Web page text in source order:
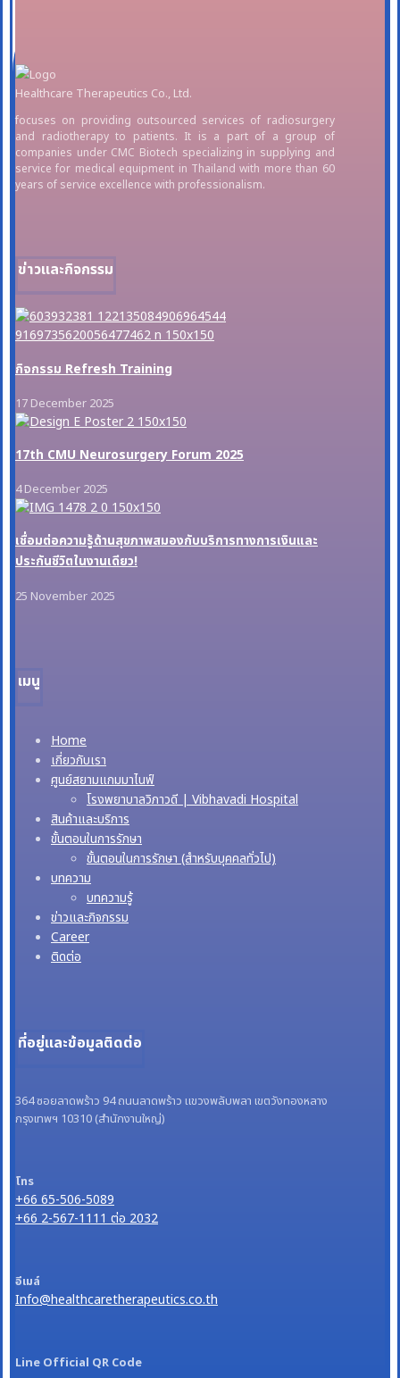
Healthcare Therapeutics Co., Ltd.
focuses on providing outsourced services of radiosurgery
and radiotherapy to patients. It is a part of a group of
companies under CMC Biotech specializing in supplying and
service for medical equipment in Thailand with more than 60
years of service excellence with professionalism.
ข่าวและกิจกรรม
กิจกรรม Refresh Training
17 December 2025
17th CMU Neurosurgery Forum 2025
4 December 2025
เชื่อมต่อความรู้ด้านสุขภาพสมองกับบริการทางการเงินและ
ประกันชีวิตในงานเดียว!
25 November 2025
เมนู
Home
เกี่ยวกับเรา
ศูนย์สยามแกมมาไนฟ์
โรงพยาบาลวิภาวดี | Vibhavadi Hospital
สินค้าและบริการ
ขั้นตอนในการรักษา
ขั้นตอนในการรักษา (สำหรับบุคคลทั่วไป)
บทความ
บทความรู้
ข่าวและกิจกรรม
Career
ติดต่อ
ที่อยู่และข้อมูลติดต่อ
364 ซอยลาดพร้าว 94 ถนนลาดพร้าว แขวงพลับพลา เขตวังทองหลาง
กรุงเทพฯ 10310 (สำนักงานใหญ่)
โทร
+66 65-506-5089
+66 2-567-1111 ต่อ 2032
อีเมล์
Info@healthcaretherapeutics.co.th
Line Official QR Code